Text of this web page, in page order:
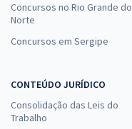
Concursos no Rio Grande do
Norte
Concursos em Sergipe
CONTEÚDO JURÍDICO
Consolidação das Leis do
Trabalho